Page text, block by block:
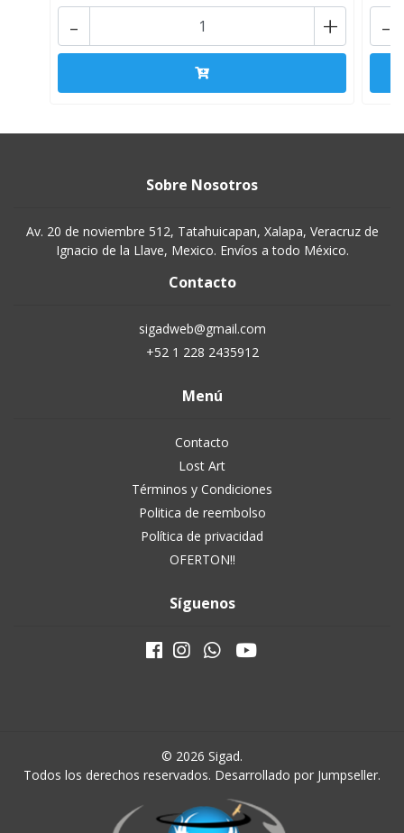
+
- -
Sobre Nosotros
Av. 20 de noviembre 512, Tatahuicapan, Xalapa, Veracruz de
Ignacio de la Llave, Mexico. Envíos a todo México.
Contacto
sigadweb@gmail.com
+52 1 228 2435912
Menú
Contacto
Lost Art
Términos y Condiciones
Politica de reembolso
Política de privacidad
OFERTON!!
Síguenos
© 2026 Sigad.
Todos los derechos reservados. Desarrollado por Jumpseller.